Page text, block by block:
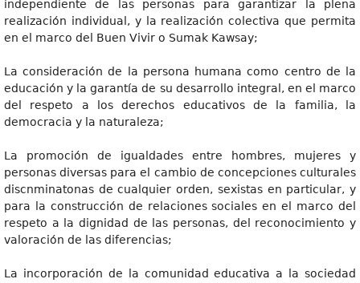
independiente de las personas para garantizar la plena
realización individual, y la realización colectiva que permita
en el marco del Buen Vivir o Sumak Kawsay;
La consideración de la persona humana como centro de la
educación y la garantía de su desarrollo integral, en el marco
del respeto a los derechos educativos de la familia, la
democracia y la naturaleza;
La promoción de igualdades entre hombres, mujeres y
personas diversas para el cambio de concepciones culturales
discnminatonas de cualquier orden, sexistas en particular, y
para la construcción de relaciones sociales en el marco del
respeto a la dignidad de las personas, del reconocimiento y
valoración de las diferencias;
La incorporación de la comunidad educativa a la sociedad